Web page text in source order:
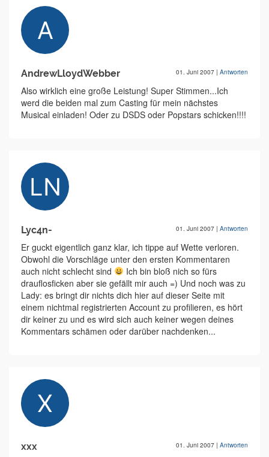
AndrewLloydWebber 01. Juni 2007 | Antworten
Also wirklich eine große Leistung! Super Stimmen...Ich
werd die beiden mal zum Casting für mein nächstes
Musical einladen! Oder zu DSDS oder Popstars schicken!!!!
Lyc4n- 01. Juni 2007 | Antworten
Er guckt eigentlich ganz klar, ich tippe auf Wette verloren.
Obwohl die Vorschläge unter den ersten Kommentaren
auch nicht schlecht sind
Ich bin bloß nich so fürs
drauflosficken aber sie gefällt mir auch =) Und noch was zu
Lady: es bringt dir nichts dich hier auf dieser Seite mit
einem nichtmal registrierten Account zu profilieren, es hört
dir keiner zu und es wird sich auch keiner wegen deines
Kommentars schämen oder darüber nachdenken...
xxx 01. Juni 2007 | Antworten